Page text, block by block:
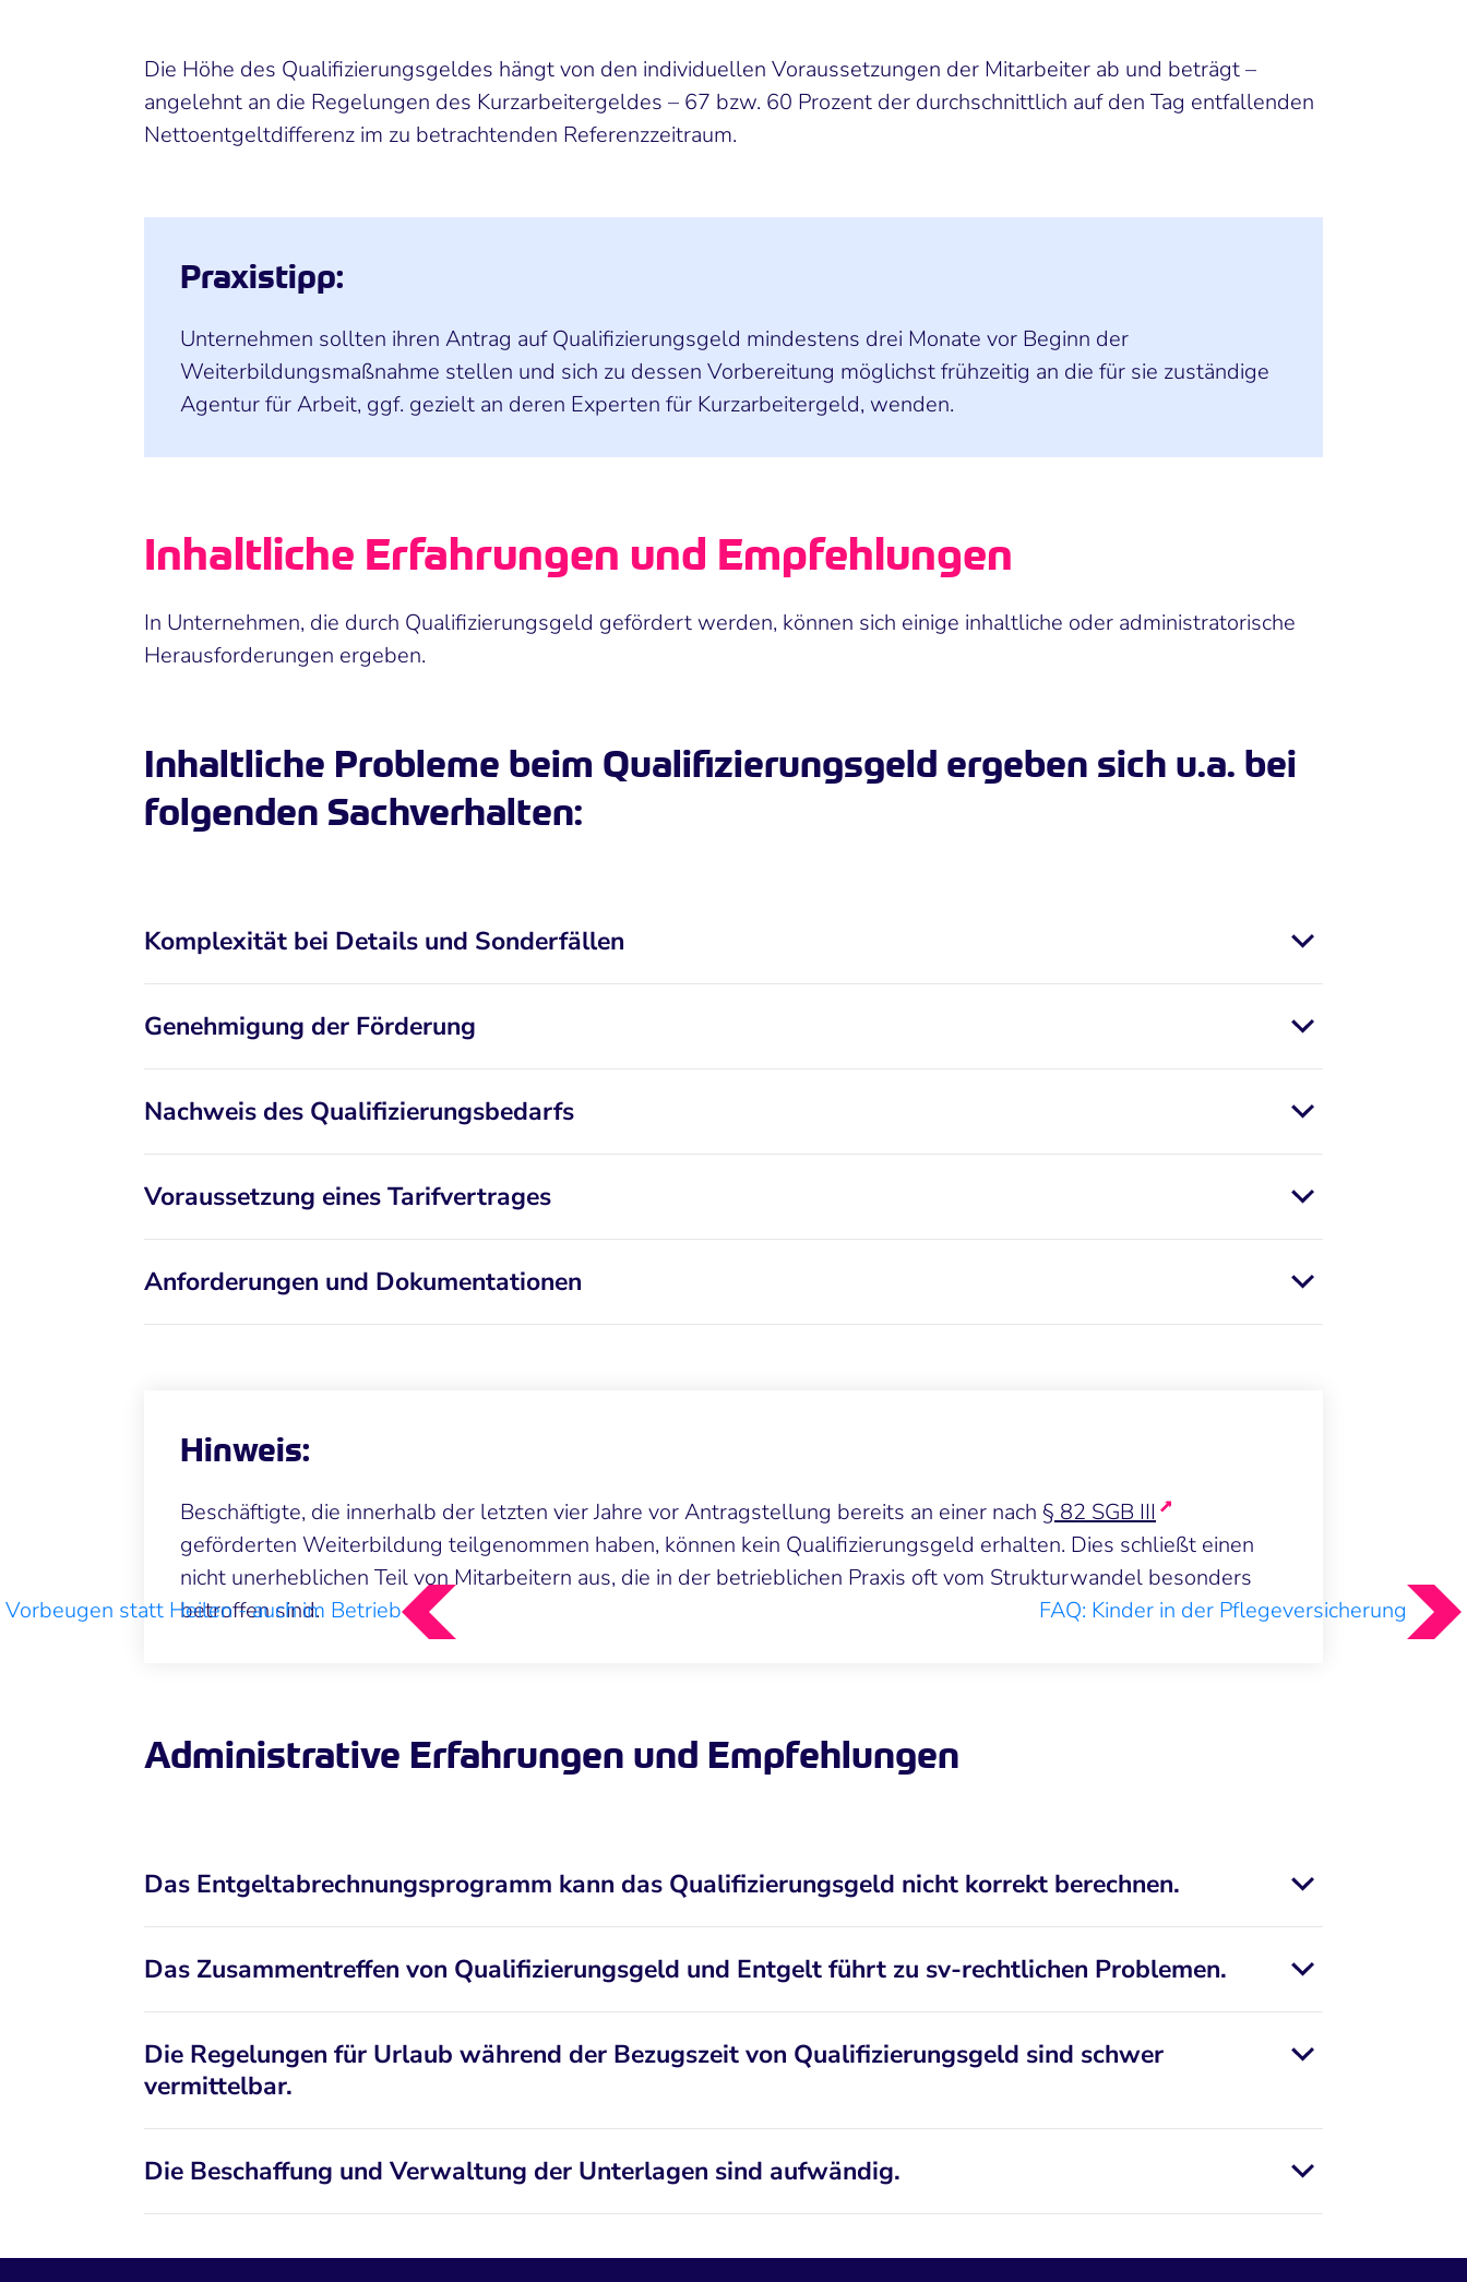
Die Höhe des Qualifizierungsgeldes hängt von den individuellen Voraussetzungen der Mitarbeiter ab und beträgt –
angelehnt an die Regelungen des Kurzarbeitergeldes – 67 bzw. 60 Prozent der durchschnittlich auf den Tag entfallenden
Nettoentgeltdifferenz im zu betrachtenden Referenzzeitraum.
Praxistipp:
Unternehmen sollten ihren Antrag auf Qualifizierungsgeld mindestens drei Monate vor Beginn der
Weiterbildungsmaßnahme stellen und sich zu dessen Vorbereitung möglichst frühzeitig an die für sie zuständige
Agentur für Arbeit, ggf. gezielt an deren Experten für Kurzarbeitergeld, wenden.
Inhaltliche Erfahrungen und Empfehlungen
In Unternehmen, die durch Qualifizierungsgeld gefördert werden, können sich einige inhaltliche oder administratorische
Herausforderungen ergeben.
Inhaltliche Probleme beim Qualifizierungsgeld ergeben sich u.a. bei
folgenden Sachverhalten:
Komplexität bei Details und Sonderfällen
Genehmigung der Förderung
Nachweis des Qualifizierungsbedarfs
Voraussetzung eines Tarifvertrages
Anforderungen und Dokumentationen
Hinweis:
Beschäftigte, die innerhalb der letzten vier Jahre vor Antragstellung bereits an einer nach § 82 SGB III
geförderten Weiterbildung teilgenommen haben, können kein Qualifizierungsgeld erhalten. Dies schließt einen
nicht unerheblichen Teil von Mitarbeitern aus, die in der betrieblichen Praxis oft vom Strukturwandel besonders
betroffen sind.
Administrative Erfahrungen und Empfehlungen
Das Entgeltabrechnungsprogramm kann das Qualifizierungsgeld nicht korrekt berechnen.
Das Zusammentreffen von Qualifizierungsgeld und Entgelt führt zu sv-rechtlichen Problemen.
Die Regelungen für Urlaub während der Bezugszeit von Qualifizierungsgeld sind schwer
vermittelbar.
Die Beschaffung und Verwaltung der Unterlagen sind aufwändig.
Vorbeugen statt Heilen - auch im Betrieb FAQ: Kinder in der Pflegeversicherung